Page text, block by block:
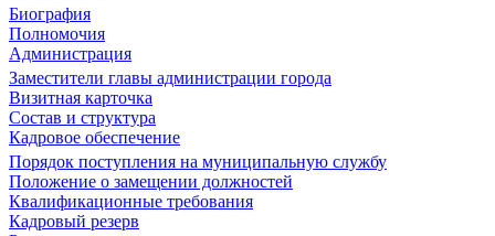
Биография
Полномочия
Администрация
Заместители главы администрации города
Визитная карточка
Состав и структура
Кадровое обеспечение
Порядок поступления на муниципальную службу
Положение о замещении должностей
Квалификационные требования
Кадровый резерв